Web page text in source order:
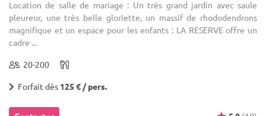
Location de salle de mariage : Un très grand jardin avec saule
pleureur, une très belle gloriette, un massif de rhododendrons
magnifique et un espace pour les enfants : LA RESERVE offre un
cadre ...
20-200
Forfait dès 125 € / pers.